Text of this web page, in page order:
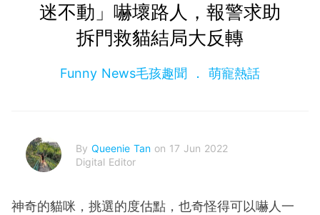
迷不動」嚇壞路人，報警求助
拆門救貓結局大反轉
Funny News毛孩趣聞 萌寵熱話
By Queenie Tan on 17 Jun 2022
Digital Editor
神奇的貓咪，挑選的度估點，也奇怪得可以嚇人一